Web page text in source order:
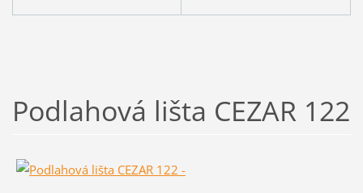
Podlahová lišta CEZAR 122